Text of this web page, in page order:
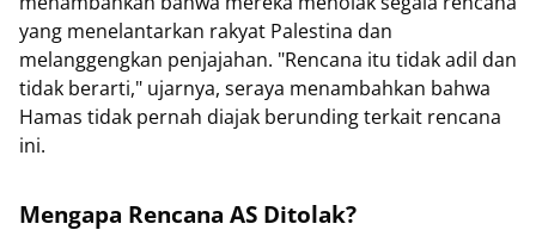
yang menelantarkan rakyat Palestina dan
melanggengkan penjajahan. "Rencana itu tidak adil dan
tidak berarti," ujarnya, seraya menambahkan bahwa
Hamas tidak pernah diajak berunding terkait rencana
ini.
Mengapa Rencana AS Ditolak?